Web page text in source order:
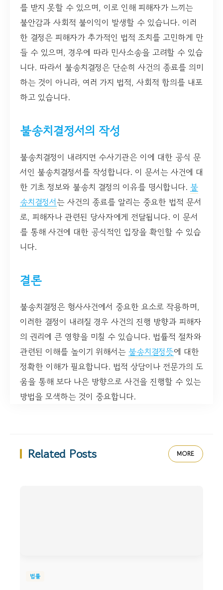
를 받지 못할 수 있으며, 이로 인해 피해자가 느끼는
불안감과 사회적 불이익이 발생할 수 있습니다. 이러
한 결정은 피해자가 추가적인 법적 조치를 고민하게 만
들 수 있으며, 경우에 따라 민사소송을 고려할 수 있습
니다. 따라서 불송치결정은 단순히 사건의 종료를 의미
하는 것이 아니라, 여러 가지 법적, 사회적 함의를 내포
하고 있습니다.
불송치결정서의 작성
불송치결정이 내려지면 수사기관은 이에 대한 공식 문
서인 불송치결정서를 작성합니다. 이 문서는 사건에 대
한 기초 정보와 불송치 결정의 이유를 명시합니다. 불
송치결정서는 사건의 종료를 알리는 중요한 법적 문서
로, 피해자나 관련된 당사자에게 전달됩니다. 이 문서
를 통해 사건에 대한 공식적인 입장을 확인할 수 있습
니다.
결론
불송치결정은 형사사건에서 중요한 요소로 작용하며,
이러한 결정이 내려질 경우 사건의 진행 방향과 피해자
의 권리에 큰 영향을 미칠 수 있습니다. 법률적 절차와
관련된 이해를 높이기 위해서는 불송치결정뜻에 대한
정확한 이해가 필요합니다. 법적 상담이나 전문가의 도
움을 통해 보다 나은 방향으로 사건을 진행할 수 있는
방법을 모색하는 것이 중요합니다.
Related Posts MORE
법률